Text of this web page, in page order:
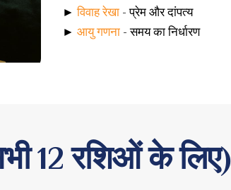
►विवाह रेखा - प्रेम और दांपत्य
► आयु गणना - समय का निर्धारण
12 रशिओं के लिए)